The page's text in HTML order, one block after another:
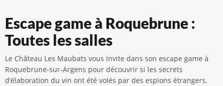
Escape game à Roquebrune :
Toutes les salles
Le Château Les Maubats vous invite dans son escape game à
Roquebrune-sur-Argens pour découvrir si les secrets
d’élaboration du vin ont été volés par des espions étrangers.